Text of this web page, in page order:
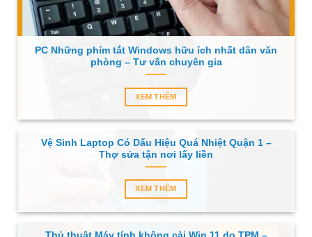
PC Những phím tắt Windows hữu ích nhất dân văn
phòng – Tư vấn chuyên gia
XEM THÊM
Vệ Sinh Laptop Có Dấu Hiệu Quá Nhiệt Quận 1 –
Thợ sửa tận nơi lấy liền
XEM THÊM